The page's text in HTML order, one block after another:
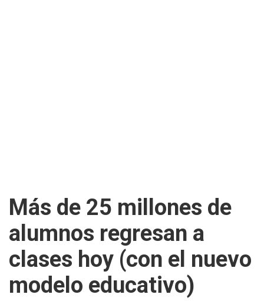
Más de 25 millones de
alumnos regresan a
clases hoy (con el nuevo
modelo educativo)